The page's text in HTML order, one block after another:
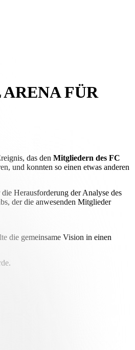
FÜR
das den Mitgliedern des FC
und konnten so einen etwas anderen
Herausforderung der Analyse des
der die anwesenden Mitglieder
die gemeinsame Vision in einen